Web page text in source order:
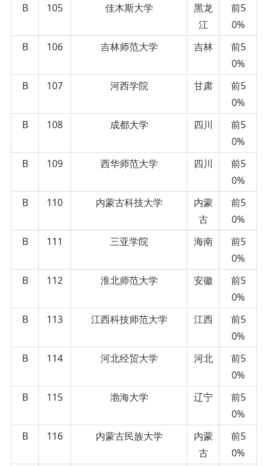
B
105 佳木斯大学
黑龙
江
前5
0%
B
106 吉林师范大学 吉林
前5
0%
B
107 河西学院 甘肃
前5
0%
B
108 成都大学 四川
前5
0%
B
109 西华师范大学 四川
前5
0%
B
110 内蒙古科技大学
内蒙
古
前5
0%
B
111 三亚学院 海南
前5
0%
B
112 淮北师范大学 安徽
前5
0%
B
113 江西科技师范大学 江西
前5
0%
B
114 河北经贸大学 河北
前5
0%
B
115 渤海大学 辽宁
前5
0%
B
116 内蒙古民族大学
内蒙
古
前5
0%